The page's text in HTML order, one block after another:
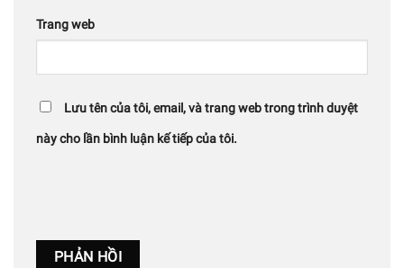
Trang web
Lưu tên của tôi, email, và trang web trong trình duyệt
này cho lần bình luận kế tiếp của tôi.